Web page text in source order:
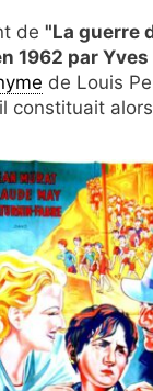
de "La guerre
1962 par Yves
de Louis
constituait